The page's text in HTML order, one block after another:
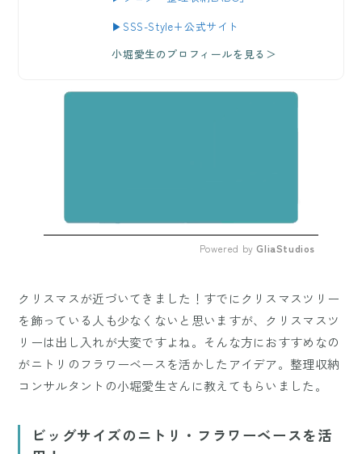
▶SSS-Style+公式サイト
小堀愛生のプロフィールを見る＞
Powered by GliaStudios
クリスマスが近づいてきました！すでにクリスマスツリー
を飾っている人も少なくないと思いますが、クリスマスツ
リーは出し入れが大変ですよね。そんな方におすすめなの
がニトリのフラワーベースを活かしたアイデア。整理収納
コンサルタントの小堀愛生さんに教えてもらいました。
ビッグサイズのニトリ・フラワーベースを活